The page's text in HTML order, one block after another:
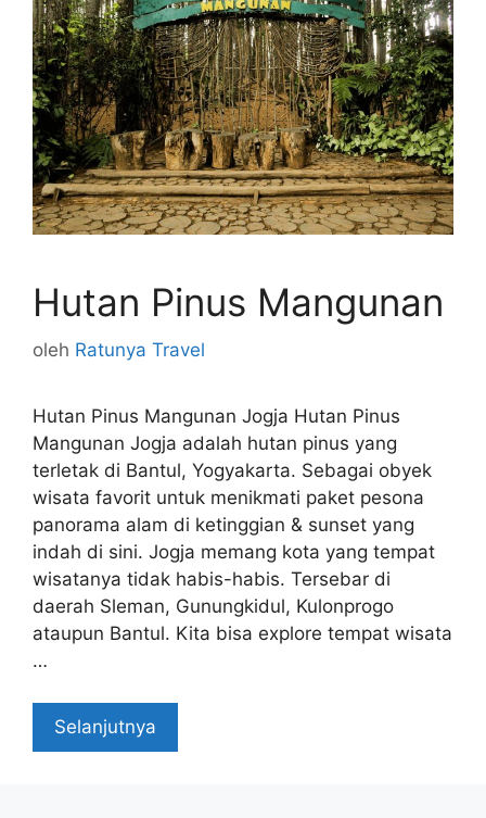
Hutan Pinus Mangunan
oleh Ratunya Travel
Hutan Pinus Mangunan Jogja Hutan Pinus
Mangunan Jogja adalah hutan pinus yang
terletak di Bantul, Yogyakarta. Sebagai obyek
wisata favorit untuk menikmati paket pesona
panorama alam di ketinggian & sunset yang
indah di sini. Jogja memang kota yang tempat
wisatanya tidak habis-habis. Tersebar di
daerah Sleman, Gunungkidul, Kulonprogo
ataupun Bantul. Kita bisa explore tempat wisata
…
Selanjutnya